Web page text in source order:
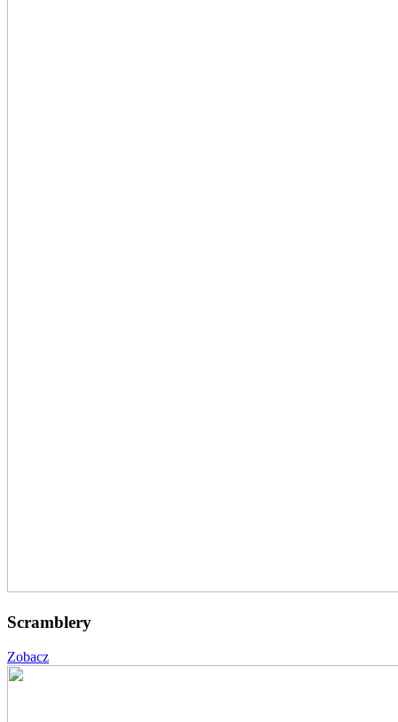
Scramblery
Zobacz